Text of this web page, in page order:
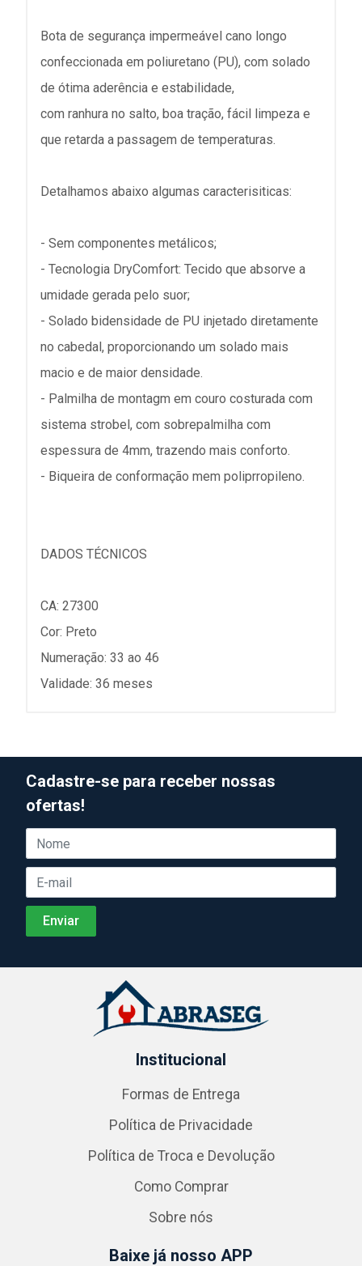
Bota de segurança impermeável cano longo
confeccionada em poliuretano (PU), com solado
de ótima aderência e estabilidade,
com ranhura no salto, boa tração, fácil limpeza e
que retarda a passagem de temperaturas.
Detalhamos abaixo algumas caracterisiticas:
- Sem componentes metálicos;
- Tecnologia DryComfort: Tecido que absorve a
umidade gerada pelo suor;
- Solado bidensidade de PU injetado diretamente
no cabedal, proporcionando um solado mais
macio e de maior densidade.
- Palmilha de montagm em couro costurada com
sistema strobel, com sobrepalmilha com
espessura de 4mm, trazendo mais conforto.
- Biqueira de conformação mem poliprropileno.
DADOS TÉCNICOS
CA: 27300
Cor: Preto
Numeração: 33 ao 46
Validade: 36 meses
Cadastre-se para receber nossas
ofertas!
Institucional
Formas de Entrega
Política de Privacidade
Política de Troca e Devolução
Como Comprar
Sobre nós
Baixe já nosso APP